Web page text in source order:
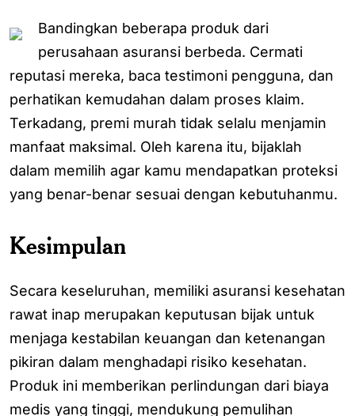
Bandingkan beberapa produk dari
perusahaan asuransi berbeda. Cermati
reputasi mereka, baca testimoni pengguna, dan
perhatikan kemudahan dalam proses klaim.
Terkadang, premi murah tidak selalu menjamin
manfaat maksimal. Oleh karena itu, bijaklah
dalam memilih agar kamu mendapatkan proteksi
yang benar-benar sesuai dengan kebutuhanmu.
Kesimpulan
Secara keseluruhan, memiliki asuransi kesehatan
rawat inap merupakan keputusan bijak untuk
menjaga kestabilan keuangan dan ketenangan
pikiran dalam menghadapi risiko kesehatan.
Produk ini memberikan perlindungan dari biaya
medis yang tinggi, mendukung pemulihan